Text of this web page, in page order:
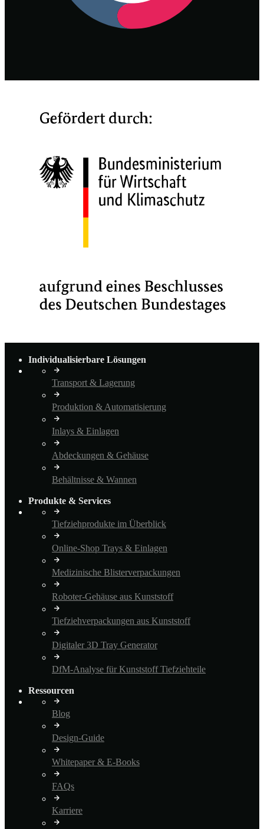
Individualisierbare Lösungen
Transport & Lagerung
Produktion & Automatisierung
Inlays & Einlagen
Abdeckungen & Gehäuse
Behältnisse & Wannen
Produkte & Services
Tiefziehprodukte im Überblick
Online-Shop Trays & Einlagen
Medizinische Blisterverpackungen
Roboter-Gehäuse aus Kunststoff
Tiefziehverpackungen aus Kunststoff
Digitaler 3D Tray Generator
DfM-Analyse für Kunststoff Tiefziehteile
Ressourcen
Blog
Design-Guide
Whitepaper & E-Books
FAQs
Karriere